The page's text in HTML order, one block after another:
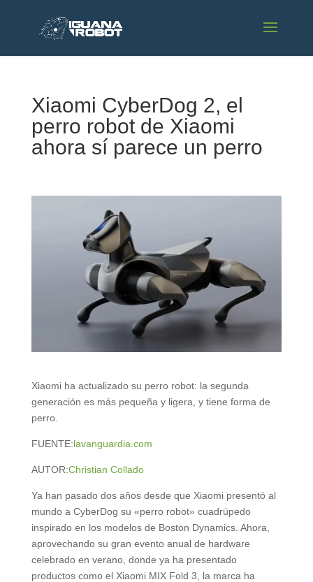
Xiaomi CyberDog 2, el
perro robot de Xiaomi
ahora sí parece un perro
Xiaomi ha actualizado su perro robot: la segunda
generación es más pequeña y ligera, y tiene forma de
perro.
FUENTE:lavanguardia.com
AUTOR:Christian Collado
Ya han pasado dos años desde que Xiaomi presentó al
mundo a CyberDog su «perro robot» cuadrúpedo
inspirado en los modelos de Boston Dynamics. Ahora,
aprovechando su gran evento anual de hardware
celebrado en verano, donde ya ha presentado
productos como el Xiaomi MIX Fold 3, la marca ha